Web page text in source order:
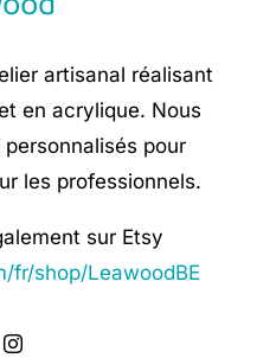
artisanal réalisant
en acrylique. Nous
pour
les professionnels.
sur Etsy
fr/shop/LeawoodBE